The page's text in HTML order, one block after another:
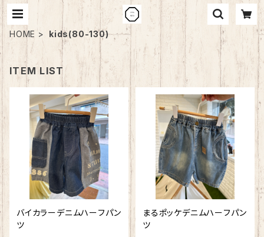
HOME kids(80-130)
ITEM LIST
バイカラーデニムハーフパン
ツ
まるポッケデニムハーフパン
ツ